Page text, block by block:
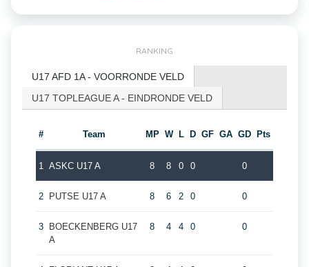
RANKING
U17 AFD 1A - VOORRONDE VELD
U17 TOPLEAGUE A - EINDRONDE VELD
# Team MP W L D GF GA GD Pts
1 ASKC U17 A 8 8 0 0 0
2 PUTSE U17 A 8 6 2 0 0
3
BOECKENBERG U17
A
8 4 4 0 0